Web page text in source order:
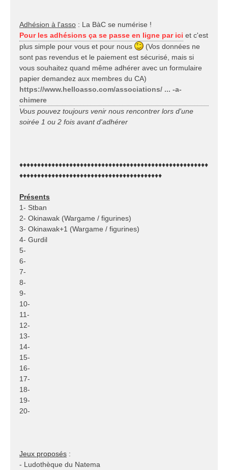
Adhésion à l'asso : La BàC se numérise !
Pour les adhésions ça se passe en ligne par ici et c'est
plus simple pour vous et pour nous
(Vos données ne
sont pas revendus et le paiement est sécurisé, mais si
vous souhaitez quand même adhérer avec un formulaire
papier demandez aux membres du CA)
https://www.helloasso.com/associations/ ... -a-
chimere
Vous pouvez toujours venir nous rencontrer lors d'une
soirée 1 ou 2 fois avant d'adhérer
♦♦♦♦♦♦♦♦♦♦♦♦♦♦♦♦♦♦♦♦♦♦♦♦♦♦♦♦♦♦♦♦♦♦♦♦♦♦♦♦♦♦♦♦♦♦♦♦♦♦♦♦♦
♦♦♦♦♦♦♦♦♦♦♦♦♦♦♦♦♦♦♦♦♦♦♦♦♦♦♦♦♦♦♦♦♦♦♦♦♦♦♦♦
Présents
1- Stban
2- Okinawak (Wargame / figurines)
3- Okinawak+1 (Wargame / figurines)
4- Gurdil
5-
6-
7-
8-
9-
10-
11-
12-
13-
14-
15-
16-
17-
18-
19-
20-
Jeux proposés :
- Ludothèque du Natema